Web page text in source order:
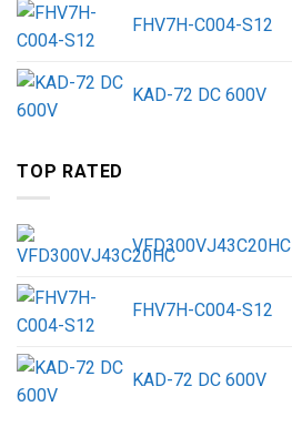
FHV7H-C004-S12
KAD-72 DC 600V
TOP RATED
VFD300VJ43C20HC
FHV7H-C004-S12
KAD-72 DC 600V